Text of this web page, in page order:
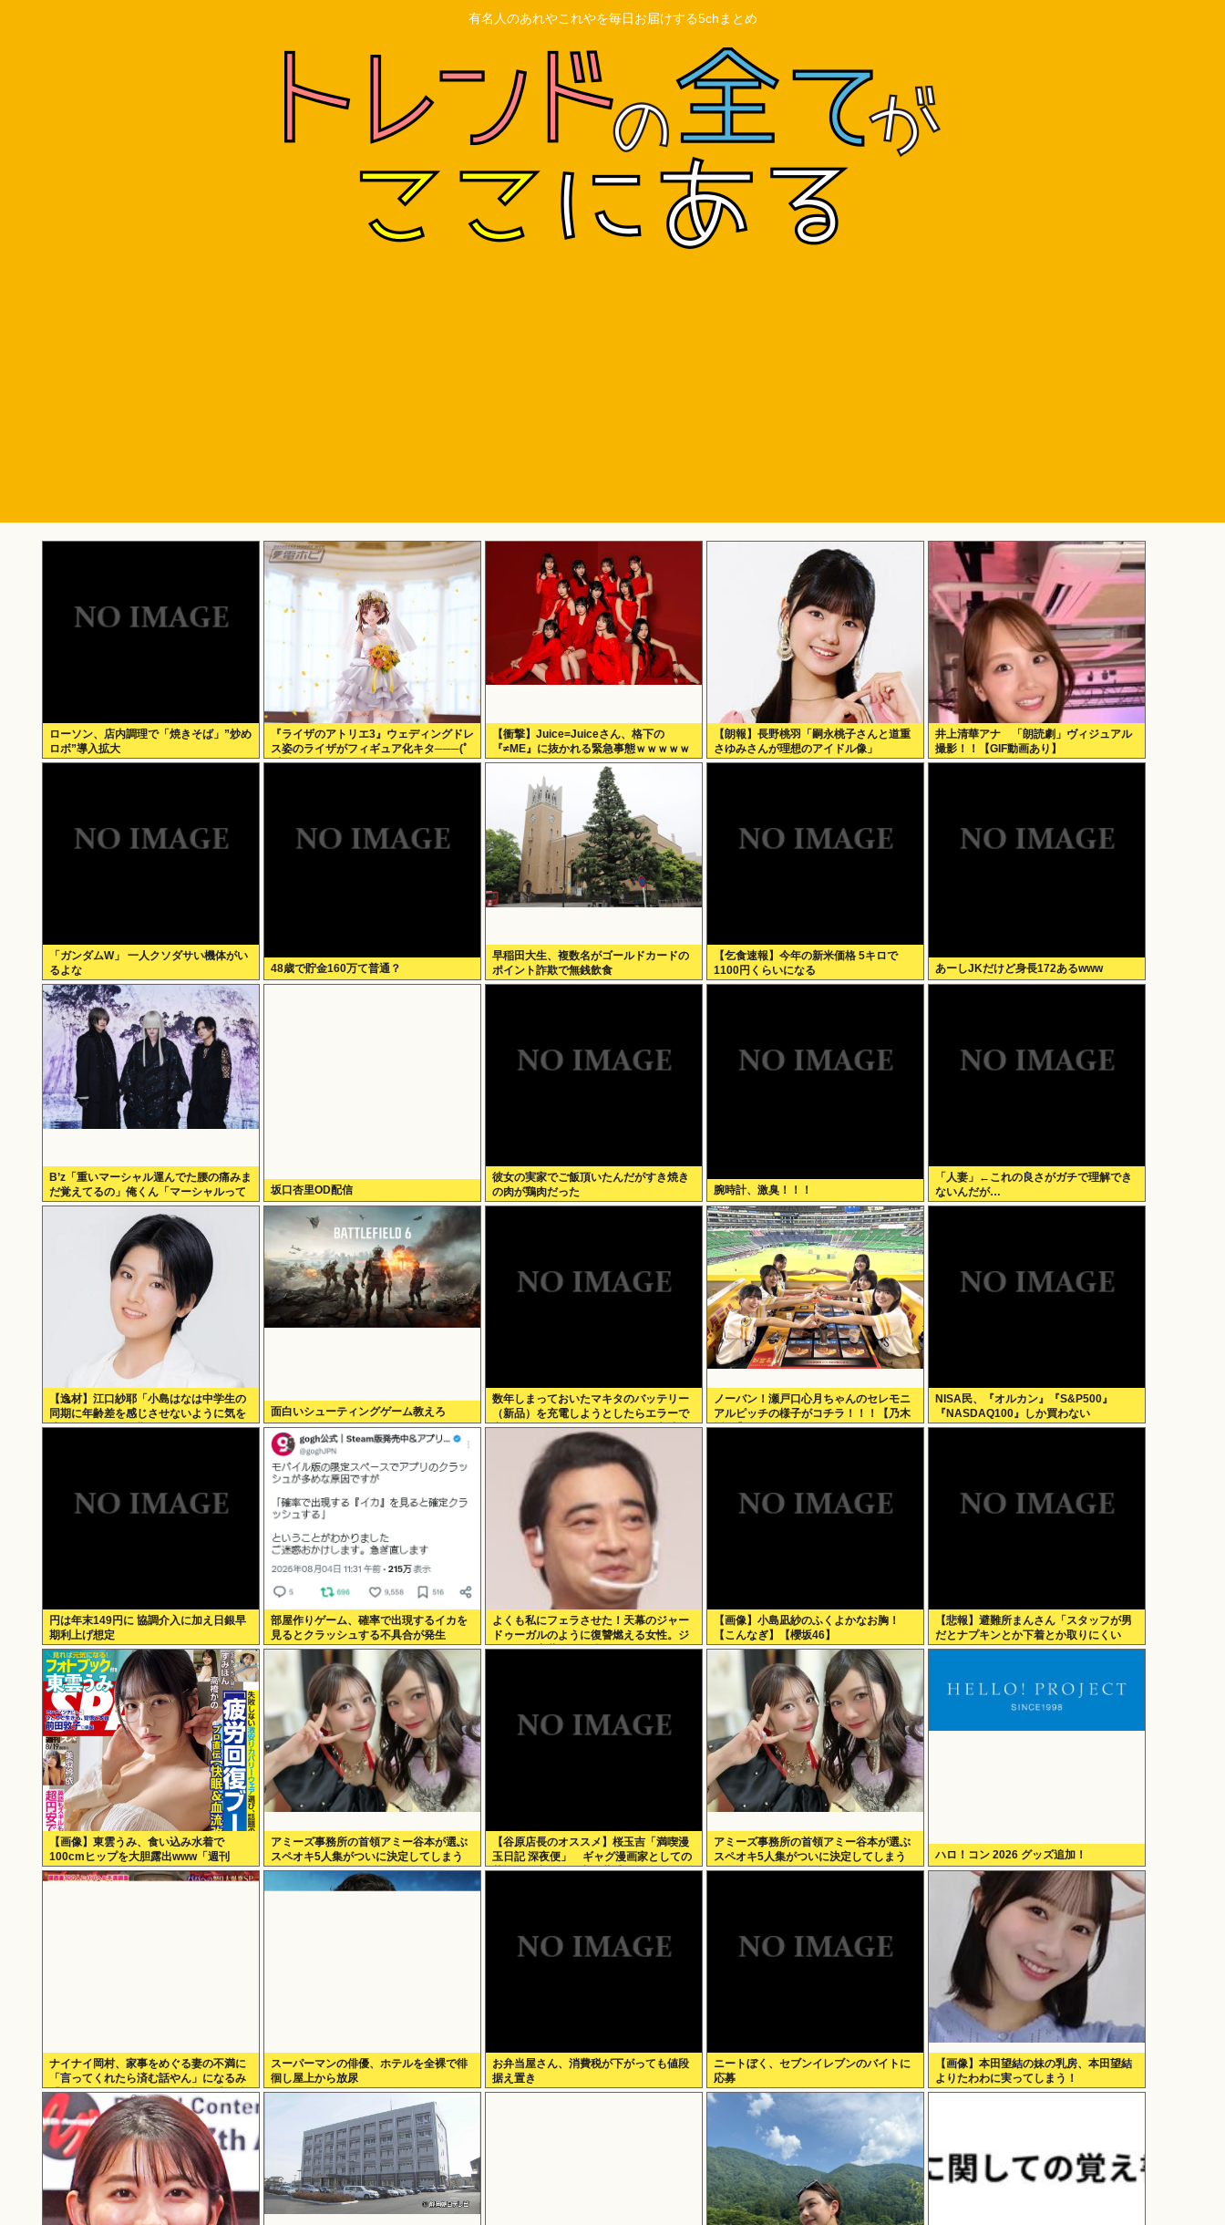
有名人のあれやこれやを毎日お届けする5chまとめ
ローソン、店内調理で「焼きそば」”炒め
ロボ”導入拡大
『ライザのアトリエ3』ウェディングドレ
ス姿のライザがフィギュア化キタ───(ﾟ
∀ﾟ)───!!!!!
【衝撃】Juice=Juiceさん、格下の
『≠ME』に抜かれる緊急事態ｗｗｗｗｗ
ｗｗｗｗｗｗｗ
【朗報】長野桃羽「嗣永桃子さんと道重
さゆみさんが理想のアイドル像」
井上清華アナ 「朗読劇」ヴィジュアル
撮影！！【GIF動画あり】
「ガンダムW」 一人クソダサい機体がい
るよな
48歳で貯金160万て普通？
早稲田大生、複数名がゴールドカードの
ポイント詐欺で無銭飲食
【乞食速報】今年の新米価格 5キロで
1100円くらいになる
あーしJKだけど身長172あるwww
B’z「重いマーシャル運んでた腰の痛みま
だ覚えてるの」俺くん「マーシャルって
何？ 」
坂口杏里OD配信
彼女の実家でご飯頂いたんだがすき焼き
の肉が鶏肉だった
腕時計、激臭！！！
「人妻」←これの良さがガチで理解でき
ないんだが…
【逸材】江口紗耶「小島はなは中学生の
同期に年齢差を感じさせないように気を
遣っているが、同期2人は気づ
面白いシューティングゲーム教えろ
数年しまっておいたマキタのバッテリー
（新品）を充電しようとしたらエラーで
充電できないんだが！復活させる方法教
ノーバン！瀬戸口心月ちゃんのセレモニ
アルピッチの様子がコチラ！！！【乃木
坂46】
NISA民、『オルカン』『S&P500』
『NASDAQ100』しか買わない
円は年末149円に 協調介入に加え日銀早
期利上げ想定
部屋作りゲーム、確率で出現するイカを
見るとクラッシュする不具合が発生
よくも私にフェラさせた！天幕のジャー
ドゥーガルのように復讐燃える女性。ジ
ャンポケ斎藤2500万拒否
【画像】小島凪紗のふくよかなお胸！
【こんなぎ】【櫻坂46】
【悲報】避難所まんさん「スタッフが男
だとナプキンとか下着とか取りにくい
の！！」
【画像】東雲うみ、食い込み水着で
100cmヒップを大胆露出www「週刊
SPA!」のグラビアオフショットが万バ
ズ！！！
アミーズ事務所の首領アミー谷本が選ぶ
スペオキ5人集がついに決定してしまう
【谷原店長のオススメ】桜玉吉「満喫漫
玉日記 深夜便」 ギャグ漫画家としての
苦悩経た中年の日常に共感
アミーズ事務所の首領アミー谷本が選ぶ
スペオキ5人集がついに決定してしまう
ハロ！コン 2026 グッズ追加！
ナイナイ岡村、家事をめぐる妻の不満に
「言ってくれたら済む話やん」になるみ
「バイトやったらクビやで」説教受け黙
り込む
スーパーマンの俳優、ホテルを全裸で徘
徊し屋上から放尿
お弁当屋さん、消費税が下がっても値段
据え置き
ニートぼく、セブンイレブンのバイトに
応募
【画像】本田望結の妹の乳房、本田望結
よりたわわに実ってしまう！